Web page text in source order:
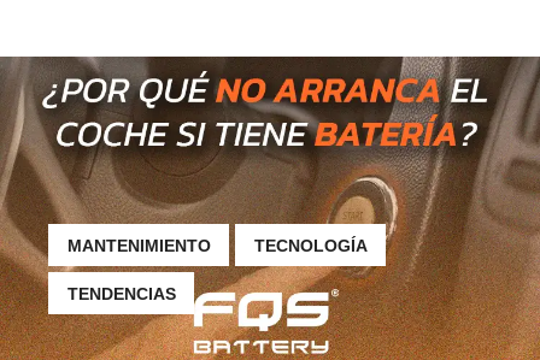
MANTENIMIENTO TECNOLOGÍA
TENDENCIAS